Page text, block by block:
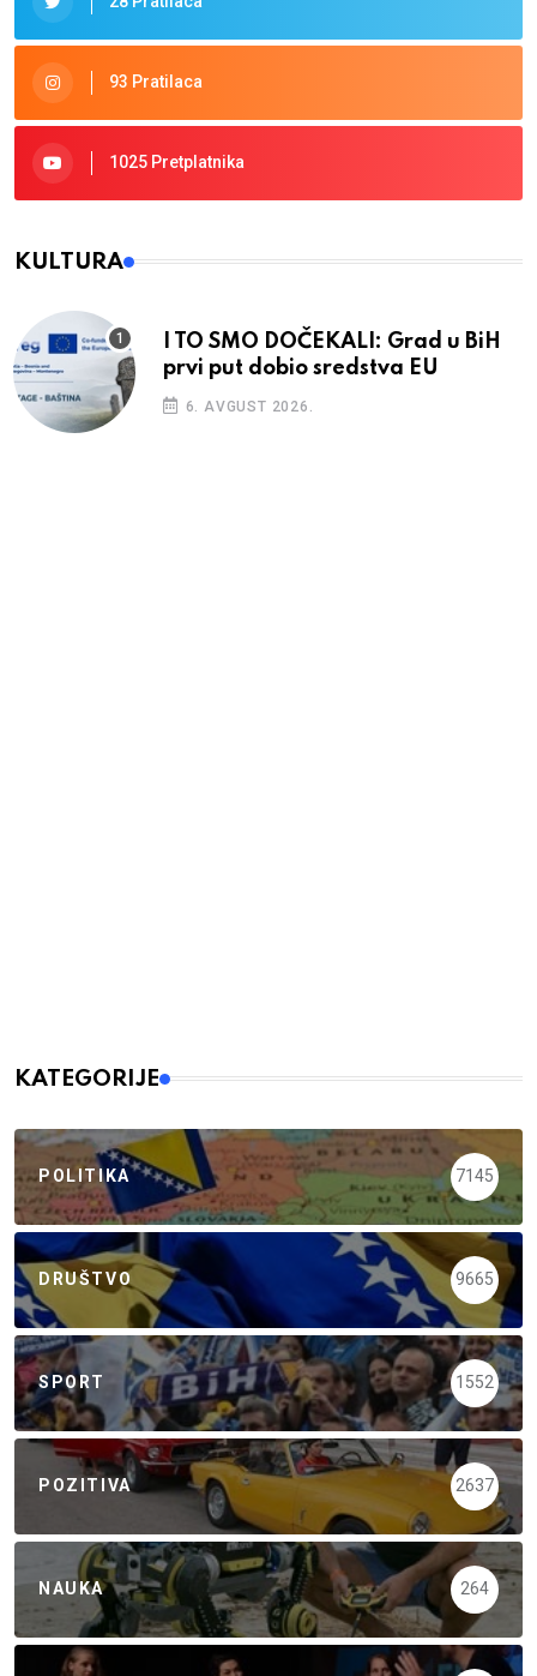
93 Pratilaca
1025 Pretplatnika
KULTURA
I TO SMO DOČEKALI: Grad u BiH
prvi put dobio sredstva EU
6. AVGUST 2026.
KATEGORIJE
POLITIKA 7145
DRUŠTVO 9665
SPORT 1552
POZITIVA 2637
NAUKA 264